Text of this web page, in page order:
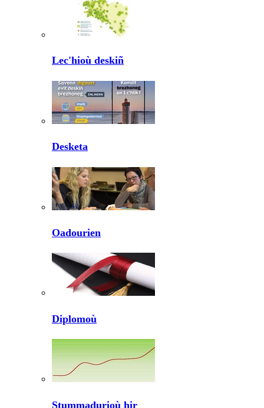
Lec'hioù deskiñ
Desketa
Oadourien
Diplomoù
Stummadurioù hir